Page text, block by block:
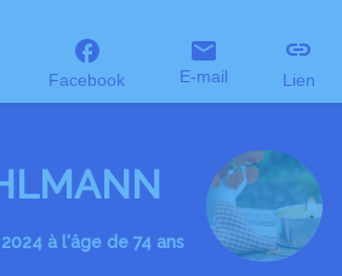
Facebook E-mail Lien
à l'âge de 74 ans